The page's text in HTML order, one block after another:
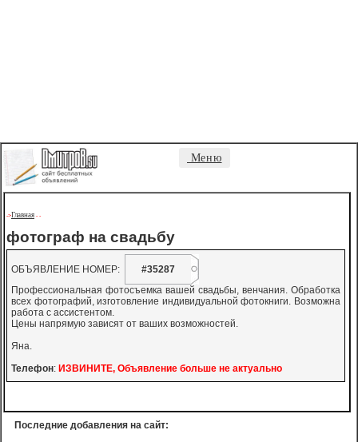
Меню
->Главная - -
фотограф на свадьбу
ОБЪЯВЛЕНИЕ НОМЕР:
#35287
Профессиональная фотосъемка вашей свадьбы, венчания. Обработка
всех фотографий, изготовление индивидуальной фотокниги. Возможна
работа с ассистентом.
Цены напрямую зависят от ваших возможностей.
Яна.
Телефон: ИЗВИНИТЕ, Объявление больше не актуально
Последние добавления на сайт: